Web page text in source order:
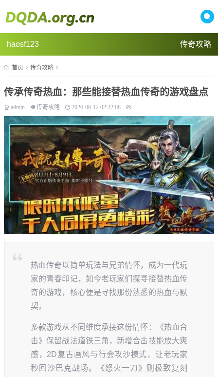
haosf123 传奇攻略
首页 传奇攻略
传承传奇热血：那些能接替热血传奇的游戏盘点
admin 传奇攻略 2026-06-12 02:32:08
热血传奇以简单玩法与兄弟情怀，成为一代玩
家的青春印记，如今老玩家们探寻接替热血传
奇的游戏，核心便是寻找那份熟悉的热血与默
契。
多款游戏从不同维度承接这份情怀：《热血合
击》保留战法道铁三角，新增合击技能放大爽
感，2D复古画风与行会攻沙模式，让老玩家
秒回沙巴克战场。《怒火一刀》则极致复刻